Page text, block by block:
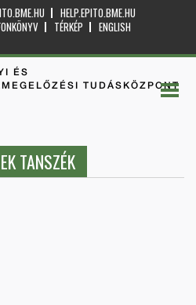
HELP.EPITO.BME.HU
TÉRKÉP
ENGLISH
ÉS
TUDÁSKÖZPONT
TANSZÉK